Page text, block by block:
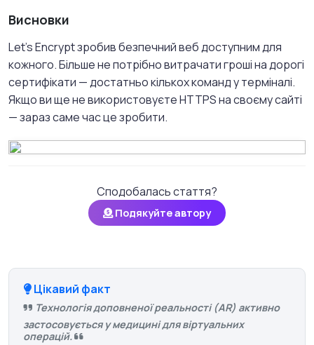
Висновки
Let's Encrypt зробив безпечний веб доступним для
кожного. Більше не потрібно витрачати гроші на дорогі
сертифікати — достатньо кількох команд у терміналі.
Якщо ви ще не використовуєте HTTPS на своєму сайті
— зараз саме час це зробити.
Сподобалась стаття?
Подякуйте автору
Цікавий факт
Технологія доповненої реальності (AR) активно
застосовується у медицині для віртуальних
операцій.